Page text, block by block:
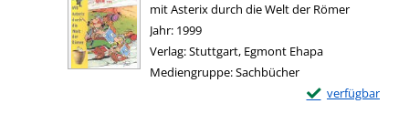
mit Asterix durch die Welt der Römer
Suche nach diesem Verfasser
Jahr: 1999
Verlag:Stuttgart, Egmont Ehapa
Mediengruppe:Sachbücher
verfügbar
Exemplar-Details